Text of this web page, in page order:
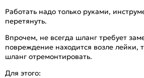
Работать надо только руками,
перетянуть.
Впрочем, не всегда шланг требует
повреждение находится возле лейки,
шланг отремонтировать.
Для этого: